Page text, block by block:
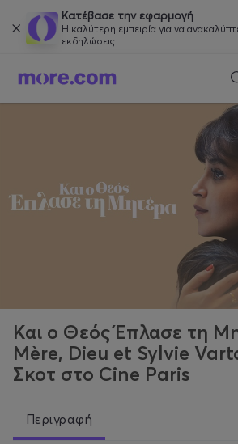
Κατέβασε την εφαρμογή
Η καλύτερη εμπειρία για να
εκδηλώσεις.
Και ο Θεός Έπλασε τη
Μère, Dieu et Sylvie
Σκοτ στο Cine Paris
Περιγραφή